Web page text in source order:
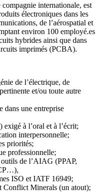
internationale, est
électroniques dans les
de l’aérospatial et
environ 100 employé.es
hybrides ainsi que dans
imprimés (PCBA).
de l’électrique, de
et/ou toute autre
dans une entreprise
à l’oral et à l’écrit;
interpersonnelle;
priorités;
professionnelle;
outils de l’AIAG (PPAP,
ISO et IATF 16949;
Conflict Minerals (un atout);